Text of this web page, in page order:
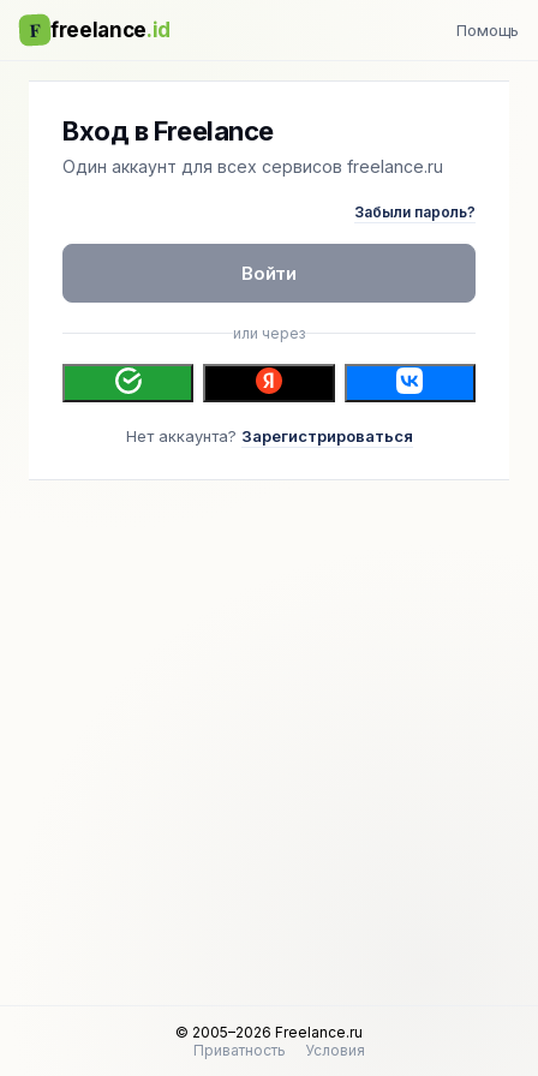
F freelance.id Помощь
Вход в Freelance
Один аккаунт для всех сервисов freelance.ru
Забыли пароль?
Войти
или через
Нет аккаунта? Зарегистрироваться
© 2005–2026 Freelance.ru
Приватность
Условия